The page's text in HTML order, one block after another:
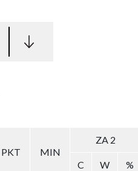
PKT MIN
ZA 2
C
W %